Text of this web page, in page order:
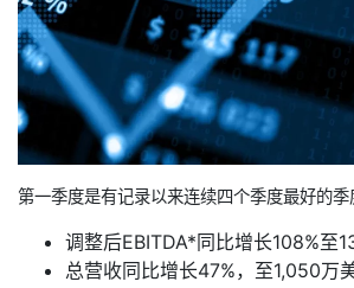
第一季度是有记录以来连续四个季度最好的季
调整后EBITDA*同比增长108%至
总营收同比增长47%，至1,050万